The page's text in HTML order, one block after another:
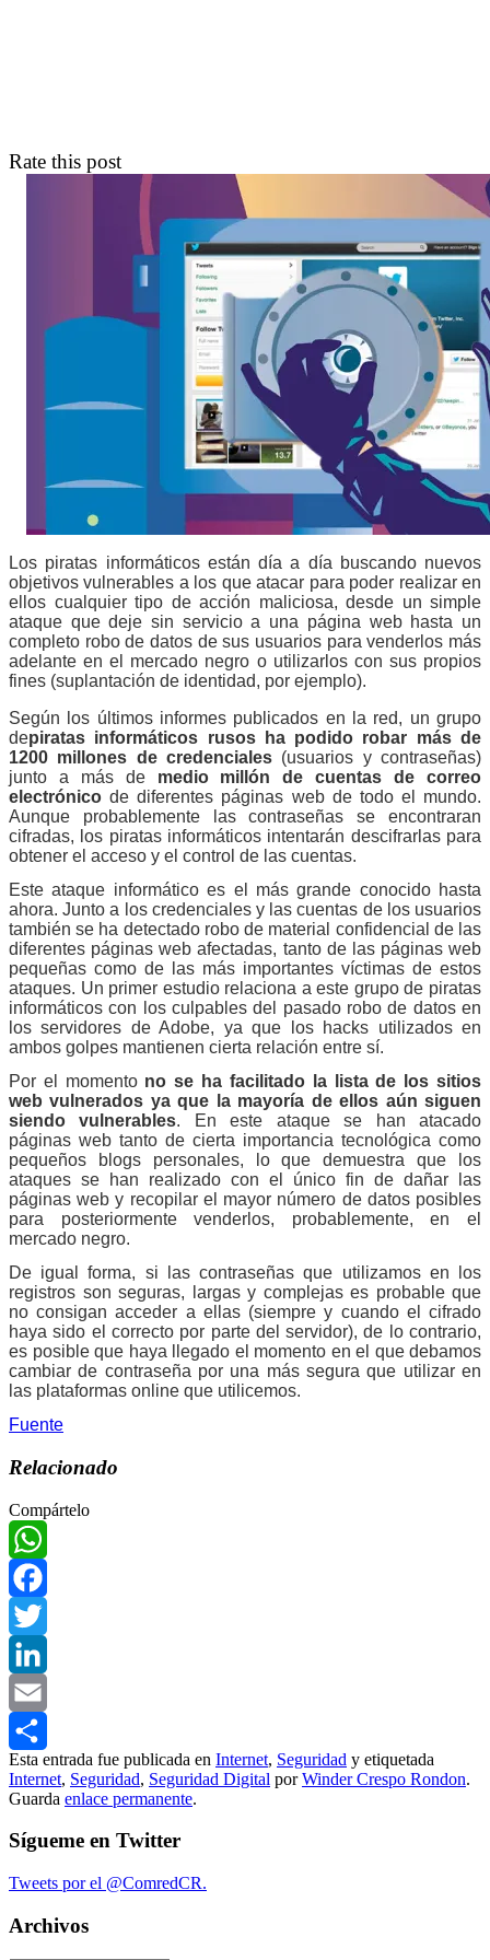
Rate this post
Los piratas informáticos están día a día buscando nuevos
objetivos vulnerables a los que atacar para poder realizar en
ellos cualquier tipo de acción maliciosa, desde un simple
ataque que deje sin servicio a una página web hasta un
completo robo de datos de sus usuarios para venderlos más
adelante en el mercado negro o utilizarlos con sus propios
fines (suplantación de identidad, por ejemplo).
Según los últimos informes publicados en la red, un grupo
depiratas informáticos rusos ha podido robar más de
1200 millones de credenciales (usuarios y contraseñas)
junto a más de medio millón de cuentas de correo
electrónico de diferentes páginas web de todo el mundo.
Aunque probablemente las contraseñas se encontraran
cifradas, los piratas informáticos intentarán descifrarlas para
obtener el acceso y el control de las cuentas.
Este ataque informático es el más grande conocido hasta
ahora. Junto a los credenciales y las cuentas de los usuarios
también se ha detectado robo de material confidencial de las
diferentes páginas web afectadas, tanto de las páginas web
pequeñas como de las más importantes víctimas de estos
ataques. Un primer estudio relaciona a este grupo de piratas
informáticos con los culpables del pasado robo de datos en
los servidores de Adobe, ya que los hacks utilizados en
ambos golpes mantienen cierta relación entre sí.
Por el momentono se ha facilitado la lista de los sitios
web vulnerados ya que la mayoría de ellos aún siguen
siendo vulnerables. En este ataque se han atacado
páginas web tanto de cierta importancia tecnológica como
pequeños blogs personales, lo que demuestra que los
ataques se han realizado con el único fin de dañar las
páginas web y recopilar el mayor número de datos posibles
para posteriormente venderlos, probablemente, en el
mercado negro.
De igual forma, si las contraseñas que utilizamos en los
registros son seguras, largas y complejas es probable que
no consigan acceder a ellas (siempre y cuando el cifrado
haya sido el correcto por parte del servidor), de lo contrario,
es posible que haya llegado el momento en el que debamos
cambiar de contraseña por una más segura que utilizar en
las plataformas online que utilicemos.
Fuente
Relacionado
Compártelo
WhatsApp
Facebook
Twitter
LinkedIn
Email
Compartir
Esta entrada fue publicada en Internet, Seguridad y etiquetada
Internet, Seguridad, Seguridad Digital porWinder Crespo Rondon.
Guarda enlace permanente.
Sígueme en Twitter
Tweets por el @ComredCR.
Archivos